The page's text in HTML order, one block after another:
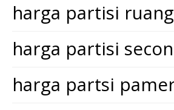
harga partisi
harga partisi
harga partsi